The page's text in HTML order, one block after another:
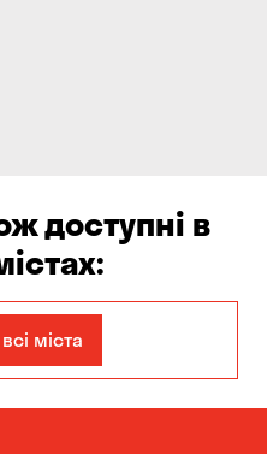
доступні в
Бабурка
міста